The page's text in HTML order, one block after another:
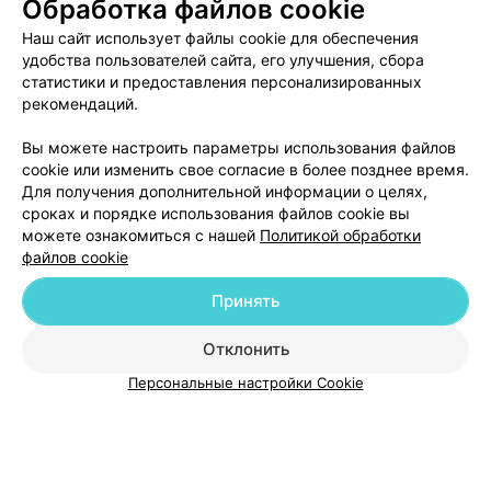
Промывание лакун миндалин
Цена по запросу
Добавить специалиста
Обработка файлов cookie
Наш сайт использует файлы cookie для обеспечения
удобства пользователей сайта, его улучшения, сбора
статистики и предоставления персонализированных
рекомендаций.
Вы можете настроить параметры использования файлов
cookie или изменить свое согласие в более позднее время.
Для получения дополнительной информации о целях,
сроках и порядке использования файлов cookie вы
можете ознакомиться с нашей Политикой обработки
файлов cookie
Отклонить
Принять
Персональные настройки Cookie